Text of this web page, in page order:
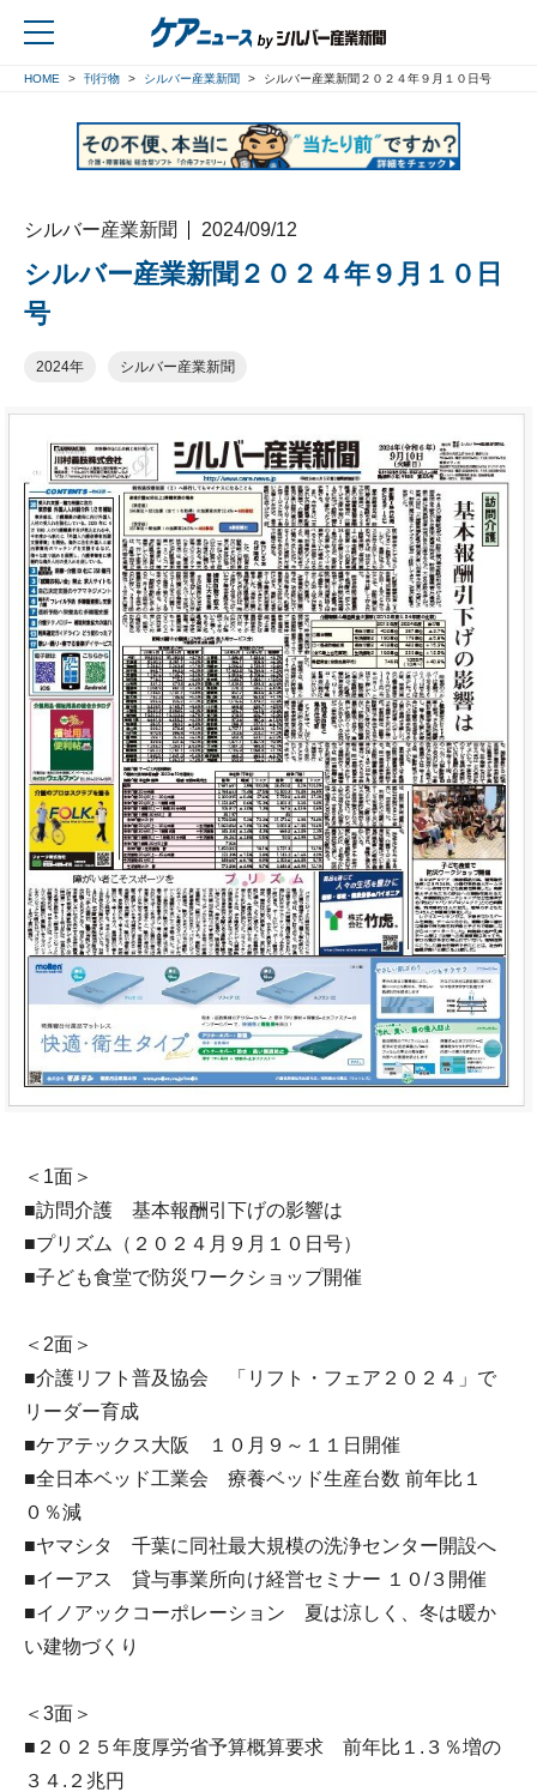
HOME 刊行物 シルバー産業新聞 シルバー産業新聞２０２４年９月１０日号
シルバー産業新聞 2024/09/12
シルバー産業新聞２０２４年９月１０日
号
2024年 シルバー産業新聞
＜1面＞
■訪問介護 基本報酬引下げの影響は
■プリズム（２０２４月９月１０日号）
■子ども食堂で防災ワークショップ開催
＜2面＞
■介護リフト普及協会 「リフト・フェア２０２４」で
リーダー育成
■ケアテックス大阪 １０月９～１１日開催
■全日本ベッド工業会 療養ベッド生産台数 前年比１
０％減
■ヤマシタ 千葉に同社最大規模の洗浄センター開設へ
■イーアス 貸与事業所向け経営セミナー １０/３開催
■イノアックコーポレーション 夏は涼しく、冬は暖か
い建物づくり
＜3面＞
■２０２５年度厚労省予算概算要求 前年比１.３％増の
３４.２兆円